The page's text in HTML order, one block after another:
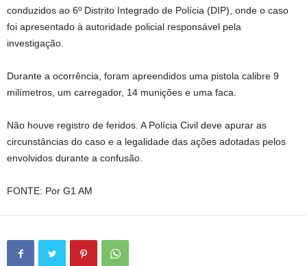
conduzidos ao 6º Distrito Integrado de Polícia (DIP), onde o caso
foi apresentado à autoridade policial responsável pela
investigação.
Durante a ocorrência, foram apreendidos uma pistola calibre 9
milímetros, um carregador, 14 munições e uma faca.
Não houve registro de feridos. A Polícia Civil deve apurar as
circunstâncias do caso e a legalidade das ações adotadas pelos
envolvidos durante a confusão.
FONTE: Por G1 AM